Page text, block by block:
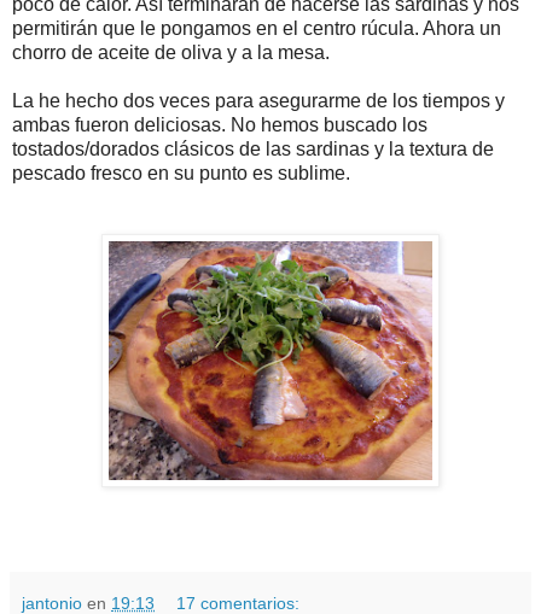
permitirán que le pongamos en el centro rúcula. Ahora un
chorro de aceite de oliva y a la mesa.
La he hecho dos veces para asegurarme de los tiempos y
ambas fueron deliciosas. No hemos buscado los
tostados/dorados clásicos de las sardinas y la textura de
pescado fresco en su punto es sublime.
jantonio en 19:13 17 comentarios: